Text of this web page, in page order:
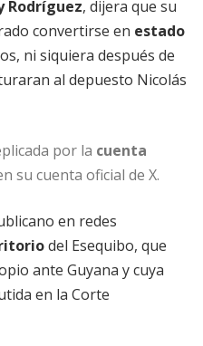
Rodríguez, dijera que su
convertirse en estado
ni siquiera después de
al depuesto Nicolás
por la cuenta
su cuenta oficial de X.
en redes
del Esequibo, que
ante Guyana y cuya
en la Corte